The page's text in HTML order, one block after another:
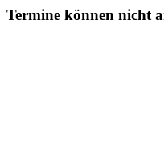
Termine können nicht